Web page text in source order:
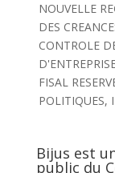
NOUVELLE
DES
CONTROLE
FISAL
POLITIQUES,
Bijus est
public du